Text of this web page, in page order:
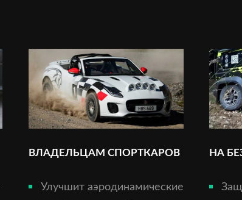
ВЛАДЕЛЬЦАМ СПОРТКАРОВ
Улучшит аэродинамические
НА